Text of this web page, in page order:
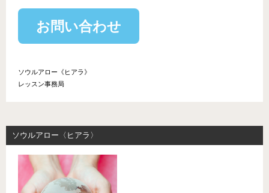
お問い合わせ
ソウルアロー《ヒアラ》
レッスン事務局
ソウルアロー〈ヒアラ〉